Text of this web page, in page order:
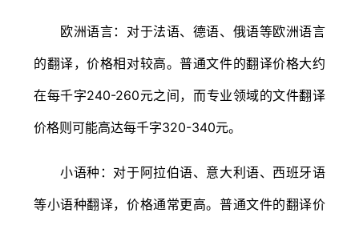
欧洲语言：对于法语、德语、俄语等欧洲语言
的翻译，价格相对较高。普通文件的翻译价格大约
在每千字240-260元之间，而专业领域的文件翻译
价格则可能高达每千字320-340元。
小语种：对于阿拉伯语、意大利语、西班牙语
等小语种翻译，价格通常更高。普通文件的翻译价